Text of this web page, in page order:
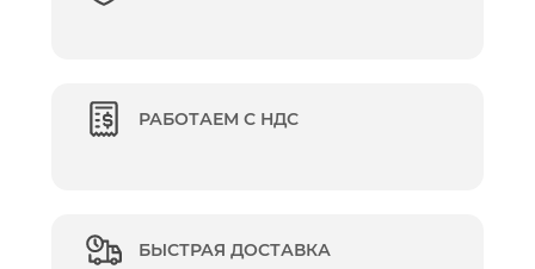
РАБОТАЕМ С НДС
БЫСТРАЯ ДОСТАВКА